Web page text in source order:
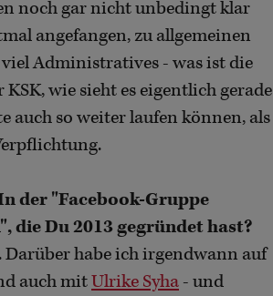
noch gar nicht unbedingt klar
angefangen, zu allgemeinen
Administratives - was ist die
wie sieht es eigentlich gerade
auch so weiter laufen können, als
der "Facebook-Gruppe
,die Du 2013 gegründet hast?
Darüber habe ich irgendwann auf
auch mitUlrike Syha - und